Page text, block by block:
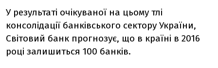
У результаті очікуваної на цьому тлі
консолідації банківського сектору України,
Світовий банк прогнозує, що в країні в 2016
році залишиться 100 банків.